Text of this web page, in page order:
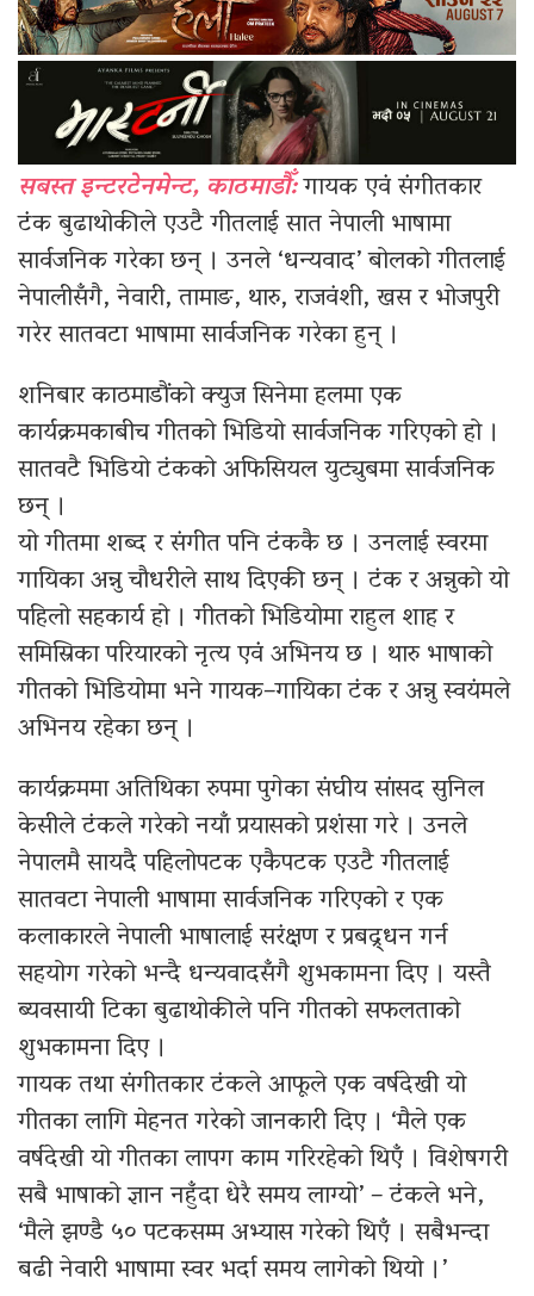
सबस्त इन्टरटेनमेन्ट, काठमाडौँ:गायक एवं संगीतकार
टंक बुढाथोकीले एउटै गीतलाई सात नेपाली भाषामा
सार्वजनिक गरेका छन् । उनले ‘धन्यवाद’ बोलको गीतलाई
नेपालीसँगै, नेवारी, तामाङ, थारु, राजवंशी, खस र भोजपुरी
गरेर सातवटा भाषामा सार्वजनिक गरेका हुन् ।
शनिबार काठमाडौंको क्युज सिनेमा हलमा एक
कार्यक्रमकाबीच गीतको भिडियो सार्वजनिक गरिएको हो ।
सातवटै भिडियो टंकको अफिसियल युट्युबमा सार्वजनिक
छन् ।
यो गीतमा शब्द र संगीत पनि टंककै छ । उनलाई स्वरमा
गायिका अन्नु चौधरीले साथ दिएकी छन् । टंक र अन्नुको यो
पहिलो सहकार्य हो । गीतको भिडियोमा राहुल शाह र
समिस्रिका परियारको नृत्य एवं अभिनय छ । थारु भाषाको
गीतको भिडियोमा भने गायक–गायिका टंक र अन्नु स्वयंमले
अभिनय रहेका छन् ।
कार्यक्रममा अतिथिका रुपमा पुगेका संघीय सांसद सुनिल
केसीले टंकले गरेको नयाँ प्रयासको प्रशंसा गरे । उनले
नेपालमै सायदै पहिलोपटक एकैपटक एउटै गीतलाई
सातवटा नेपाली भाषामा सार्वजनिक गरिएको र एक
कलाकारले नेपाली भाषालाई सरंक्षण र प्रबद्र्धन गर्न
सहयोग गरेको भन्दै धन्यवादसँगै शुभकामना दिए । यस्तै
ब्यवसायी टिका बुढाथोकीले पनि गीतको सफलताको
शुभकामना दिए ।
गायक तथा संगीतकार टंकले आफूले एक वर्षदेखी यो
गीतका लागि मेहनत गरेको जानकारी दिए । ‘मैले एक
वर्षदेखी यो गीतका लापग काम गरिरहेको थिएँ । विशेषगरी
सबै भाषाको ज्ञान नहुँदा धेरै समय लाग्यो’ – टंकले भने,
‘मैले झण्डै ५० पटकसम्म अभ्यास गरेको थिएँ । सबैभन्दा
बढी नेवारी भाषामा स्वर भर्दा समय लागेको थियो ।’